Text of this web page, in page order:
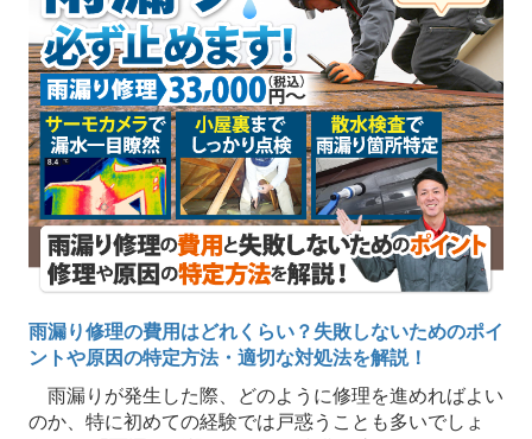
雨漏り修理の費用はどれくらい？失敗しないためのポイ
ントや原因の特定方法・適切な対処法を解説！
雨漏りが発生した際、どのように修理を進めればよい
のか、特に初めての経験では戸惑うことも多いでしょ